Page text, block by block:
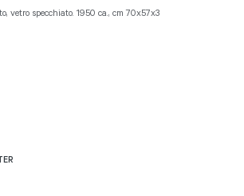
vetro specchiato. 1950 ca., cm 70x57x3